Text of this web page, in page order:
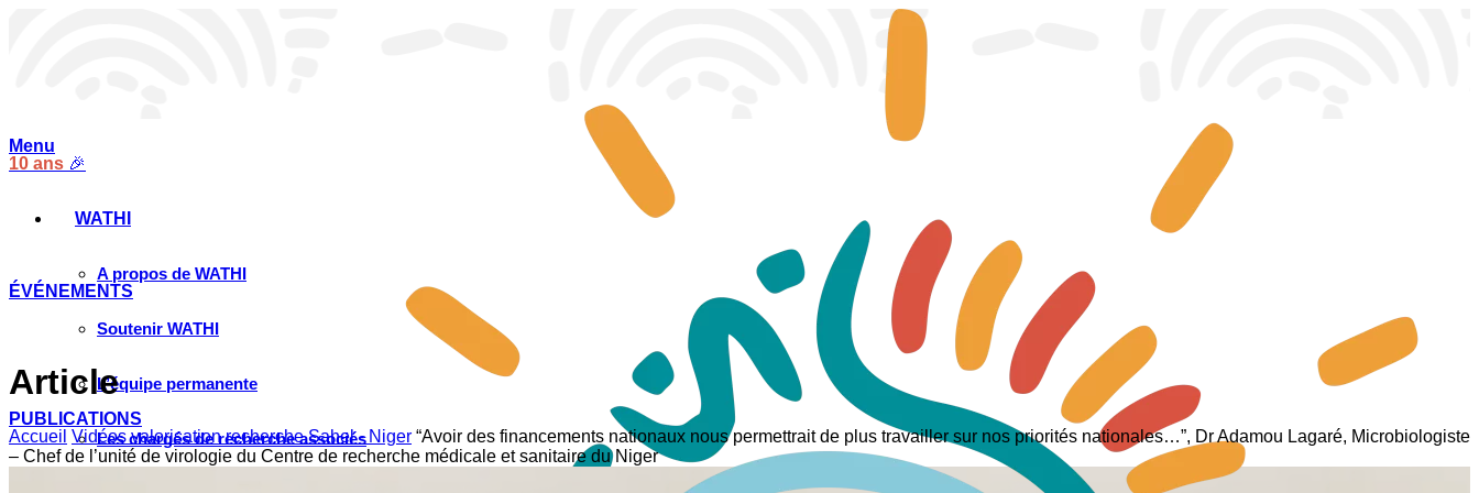
10 ans 🎉
ÉVÉNEMENTS
PUBLICATIONS
Menu
WATHI
A propos de WATHI
Soutenir WATHI
L’équipe permanente
Les chargés de recherche associés
Article
Accueil Vidéos valorisation recherche Sahel - Niger “Avoir des financements nationaux nous permettrait de plus travailler sur nos priorités nationales…”, Dr Adamou Lagaré, Microbiologiste
– Chef de l’unité de virologie du Centre de recherche médicale et sanitaire du Niger